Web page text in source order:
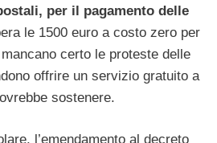
per il pagamento delle
le 1500 euro a costo zero per
certo le proteste delle
offrire un servizio gratuito a
sostenere.
l’emendamento al decreto